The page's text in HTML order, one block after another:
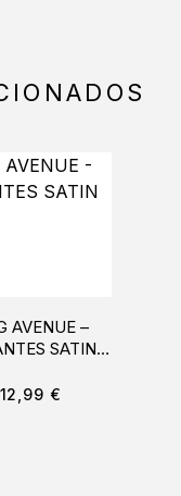
AVENUE –
SATIN
12,99 €